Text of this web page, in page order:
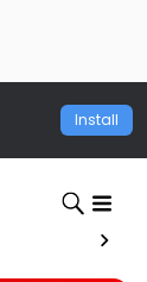
Install